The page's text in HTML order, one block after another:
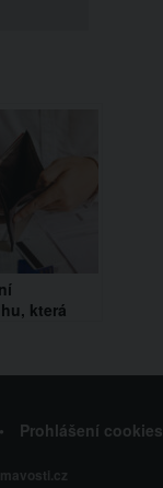
která
prázdné
Prohlášení cookies